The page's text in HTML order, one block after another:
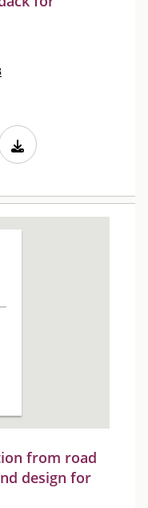
from road
design for